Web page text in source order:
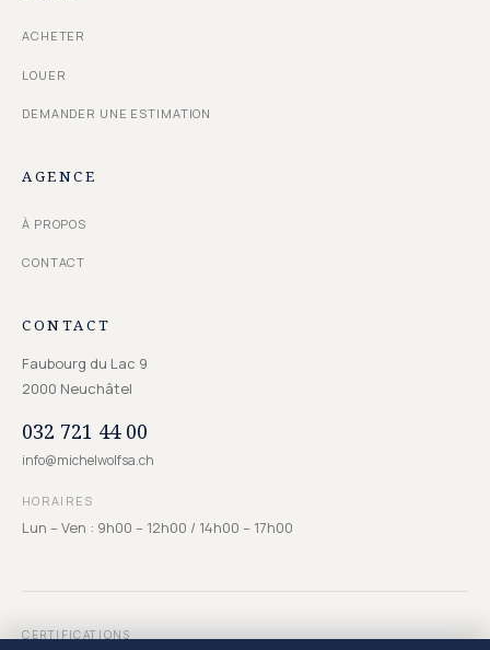
ACHETER
LOUER
DEMANDER UNE ESTIMATION
AGENCE
À PROPOS
CONTACT
CONTACT
Faubourg du Lac 9
2000 Neuchâtel
032 721 44 00
info@michelwolfsa.ch
HORAIRES
Lun – Ven : 9h00 – 12h00 / 14h00 – 17h00
CERTIFICATIONS